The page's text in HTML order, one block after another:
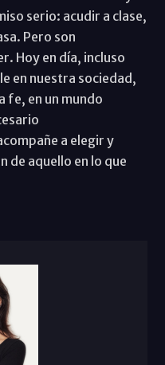
serio: acudir a clase,
Pero son
Hoy en día, incluso
en nuestra sociedad,
fe, en un mundo
a elegir y
de aquello en lo que